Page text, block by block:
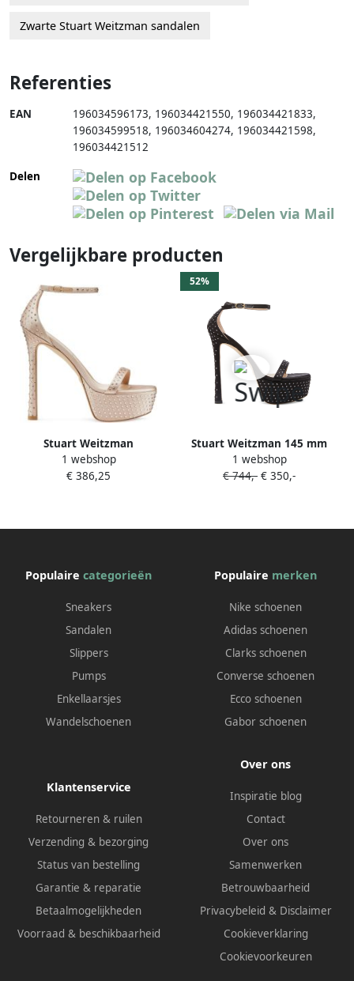
Zwarte Stuart Weitzman sandalen
Referenties
EAN 196034596173, 196034421550, 196034421833,
196034599518, 196034604274, 196034421598,
196034421512
Delen
Vergelijkbare producten
Stuart Weitzman
Nudistcurve Hollywood glans
sandaal Beige Dames
1 webshop
€ 386,25
52%
Stuart Weitzman 145 mm
Nudistcurve Hollywood
sandalen verfraaid met
1 webshop
€ 744,- € 350,-
Populaire categorieën
Sneakers
Sandalen
Slippers
Pumps
Enkellaarsjes
Wandelschoenen
Populaire merken
Nike schoenen
Adidas schoenen
Clarks schoenen
Converse schoenen
Ecco schoenen
Gabor schoenen
Klantenservice
Retourneren & ruilen
Verzending & bezorging
Status van bestelling
Garantie & reparatie
Betaalmogelijkheden
Voorraad & beschikbaarheid
Over ons
Inspiratie blog
Contact
Over ons
Samenwerken
Betrouwbaarheid
Privacybeleid & Disclaimer
Cookieverklaring
Cookievoorkeuren